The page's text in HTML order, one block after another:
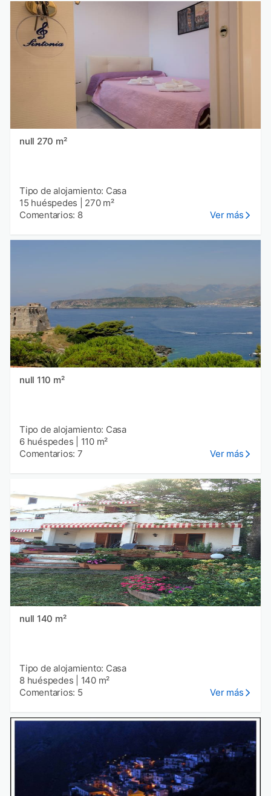
null 270 m²
Tipo de alojamiento: Casa
15 huéspedes
270 m²
Comentarios: 8
Ver más
null 110 m²
Tipo de alojamiento: Casa
6 huéspedes
110 m²
Comentarios: 7
Ver más
null 140 m²
Tipo de alojamiento: Casa
8 huéspedes
140 m²
Comentarios: 5
Ver más